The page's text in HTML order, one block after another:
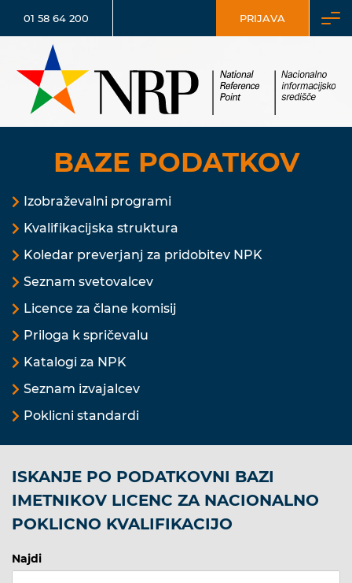
01 58 64 200 PRIJAVA
BAZE PODATKOV
Izobraževalni programi
Kvalifikacijska struktura
Koledar preverjanj za pridobitev NPK
Seznam svetovalcev
Licence za člane komisij
Priloga k spričevalu
Katalogi za NPK
Seznam izvajalcev
Poklicni standardi
ISKANJE PO PODATKOVNI BAZI
IMETNIKOV LICENC ZA NACIONALNO
POKLICNO KVALIFIKACIJO
Najdi